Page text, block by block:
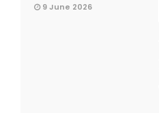
9 June 2026